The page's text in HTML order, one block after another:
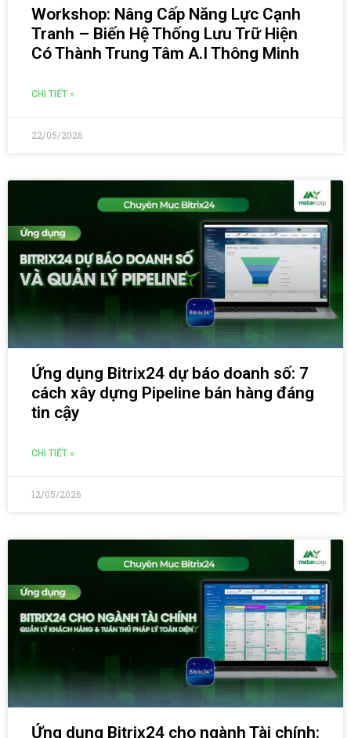
Workshop: Nâng Cấp Năng Lực Cạnh
Tranh – Biến Hệ Thống Lưu Trữ Hiện
Có Thành Trung Tâm A.I Thông Minh
CHI TIẾT »
22/05/2026
Ứng dụng Bitrix24 dự báo doanh số: 7
cách xây dựng Pipeline bán hàng đáng
tin cậy
CHI TIẾT »
12/05/2026
Ứng dụng Bitrix24 cho ngành Tài chính: